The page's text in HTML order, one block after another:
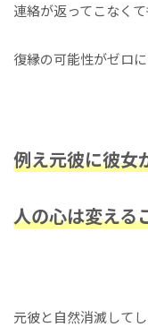
連絡が返ってこなくて
復縁の可能性がゼロ
例え元彼に彼女
人の心は変える
元彼と自然消滅してし